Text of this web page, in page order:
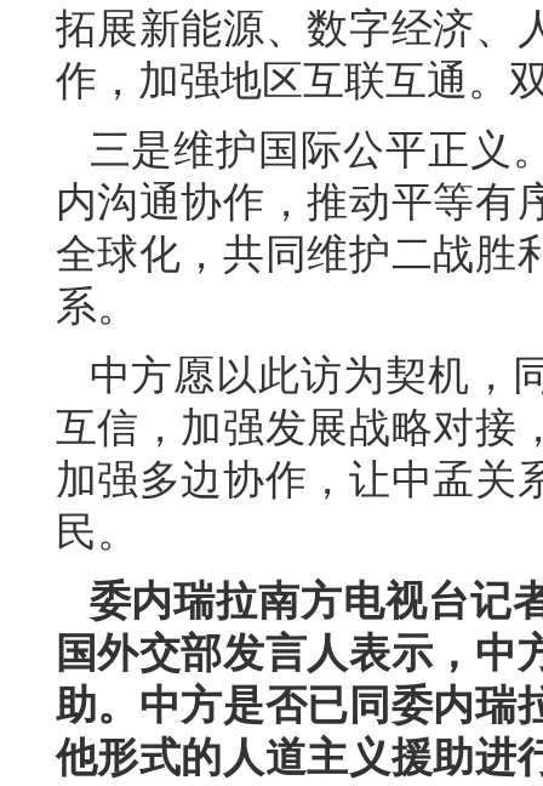
拓展新能源、数字经济、
作，加强地区互联互通。
三是维护国际公平正义
内沟通协作，推动平等有
全球化，共同维护二战胜
系。
中方愿以此访为契机，
互信，加强发展战略对接
加强多边协作，让中孟关
民。
委内瑞拉南方电视台记
国外交部发言人表示，中
助。中方是否已同委内瑞
他形式的人道主义援助进